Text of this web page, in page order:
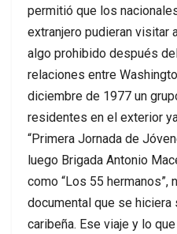
permitió que los
extranjero pudieran visitar
algo prohibido después
relaciones entre
diciembre de 1977 un
residentes en el exterior
“Primera Jornada de
luego Brigada Antonio
como “Los 55 hermanos”,
documental que se
caribeña. Ese viaje y lo